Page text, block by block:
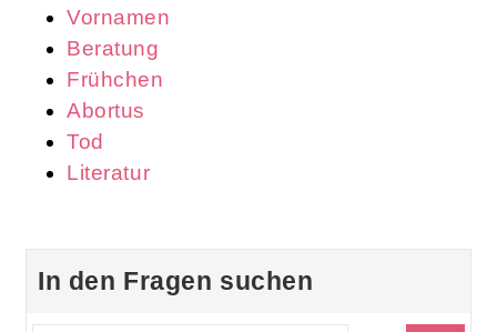
Vornamen
Beratung
Frühchen
Abortus
Tod
Literatur
In den Fragen suchen